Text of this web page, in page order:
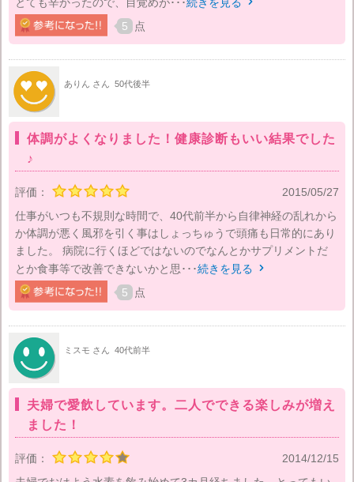
5 点
ありん さん 50代後半
体調がよくなりました！健康診断もいい結果でした
♪
評価：
2015/05/27
仕事がいつも不規則な時間で、40代前半から自律神経の乱れから
か体調が悪く風邪を引く事はしょっちゅうで頭痛も日常的にあり
ました。 病院に行くほどではないのでなんとかサプリメントだ
とか食事等で改善できないかと思･･･続きを見る 
5 点
ミスモ さん 40代前半
夫婦で愛飲しています。二人でできる楽しみが増え
ました！
評価：
2014/12/15